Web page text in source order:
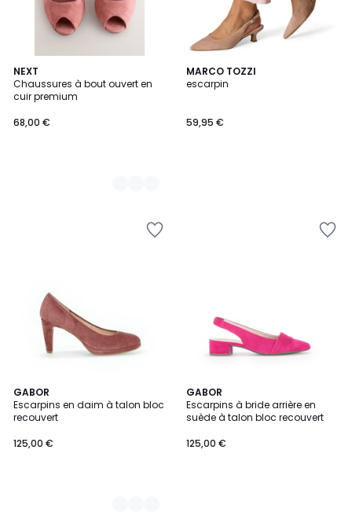
NEXT
Chaussures à bout ouvert en
cuir premium
68,00 €
2
Couleurs
MARCO TOZZI
escarpin
59,95 €
GABOR
Escarpins en daim à talon bloc
recouvert
125,00 €
2
Couleurs
GABOR
Escarpins à bride arrière en
suède à talon bloc recouvert
125,00 €